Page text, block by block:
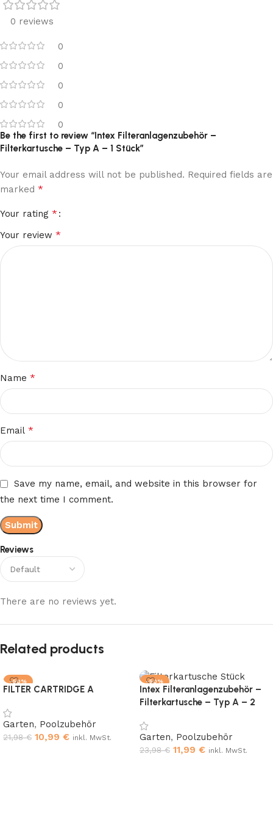
0 reviews
0
0
0
0
0
Reviews
There are no reviews yet.
Be the first to review “Intex Filteranlagenzubehör –
Filterkartusche – Typ A – 1 Stück”
Your email address will not be published. Required fields are
marked *
Your rating *
Your review *
Name *
Email *
Save my name, email, and website in this browser for
the next time I comment.
Related products
-50%
FILTER CARTRIDGE A
Garten, Poolzubehör
21,98€ 10,99 € inkl. MwSt.
-50%
Intex Filteranlagenzubehör –
Filterkartusche – Typ A – 2
Garten, Poolzubehör
23,98€ 11,99 € inkl. MwSt.